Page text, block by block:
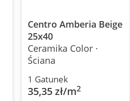
Centro Amberia Beige
25x40
Ceramika Color ⋅
Ściana
1 Gatunek
35,35 zł/m2